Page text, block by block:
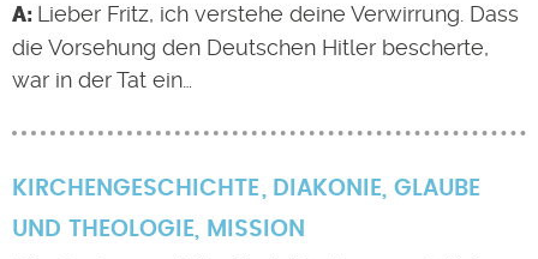
Lieber Fritz, ich verstehe deine Verwirrung. Dass
die Vorsehung den Deutschen Hitler bescherte,
war in der Tat ein…
KIRCHENGESCHICHTE DIAKONIE, GLAUBE
UND THEOLOGIE, MISSION